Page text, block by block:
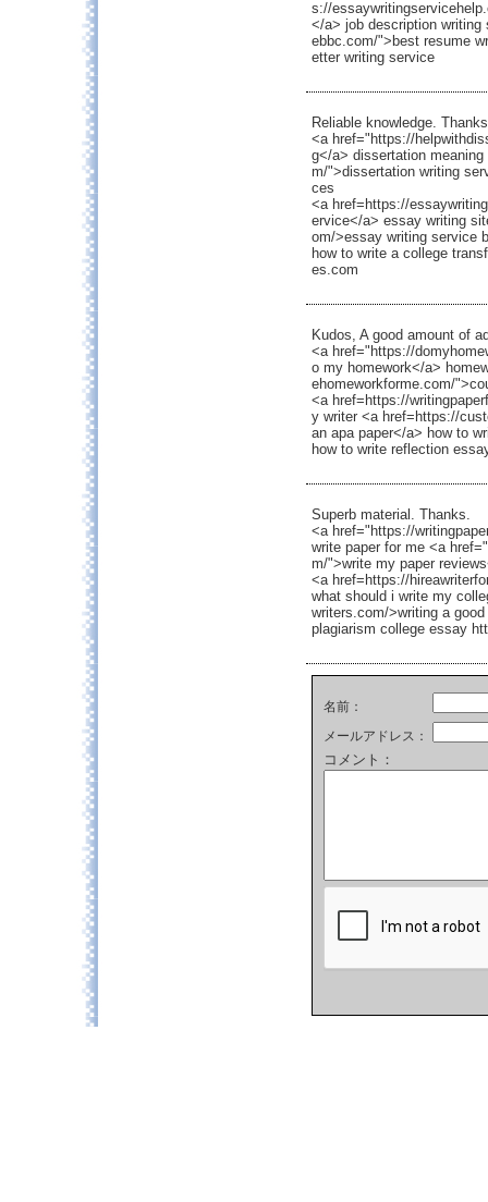
s://
</a> job description
ebbc.com/">best resume
etter writing service
Reliable knowledge.
<a href="https://
g</a> dissertation
m/">dissertation writing
ces
<a href=https://
ervice</a> essay writing
om/>essay writing service
how to write a college
es.com
Kudos, A good amount of
<a href="https://
o my homework</a>
ehomeworkforme.com/
<a href=https://
y writer <a href=https://
an apa paper</a> how to
how to write reflection
Superb material. Thanks.
<a href="https://
write paper for me <a
m/">write my paper
<a href=https://
what should i write my
writers.com/>writing a
plagiarism college essay
名前：
メールアドレス：
コメント：